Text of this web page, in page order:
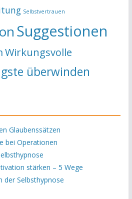
Selbstvertrauen
Suggestionen
Wirkungsvolle
überwinden
Glaubenssätzen
bei Operationen
stärken – 5 Wege
der Selbsthypnose